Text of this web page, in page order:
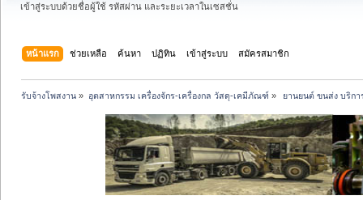
เข้าสู่ระบบด้วยชื่อผู้ใช้ รหัสผ่าน และระยะเวลาในเซสชั่น
หน้าแรก ช่วยเหลือ ค้นหา ปฏิทิน เข้าสู่ระบบ สมัครสมาชิก
รับจ้างโพสงาน » อุตสาหกรรม เครื่องจักร-เครื่องกล วัสดุ-เคมีภัณฑ์ » ยานยนต์ ขนส่ง บริก